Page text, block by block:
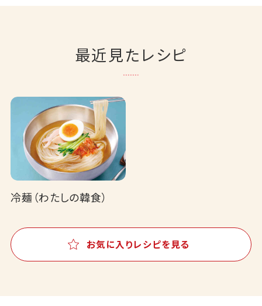
最近見たレシピ
冷麺（わたしの韓食）
お気に入りレシピを見る